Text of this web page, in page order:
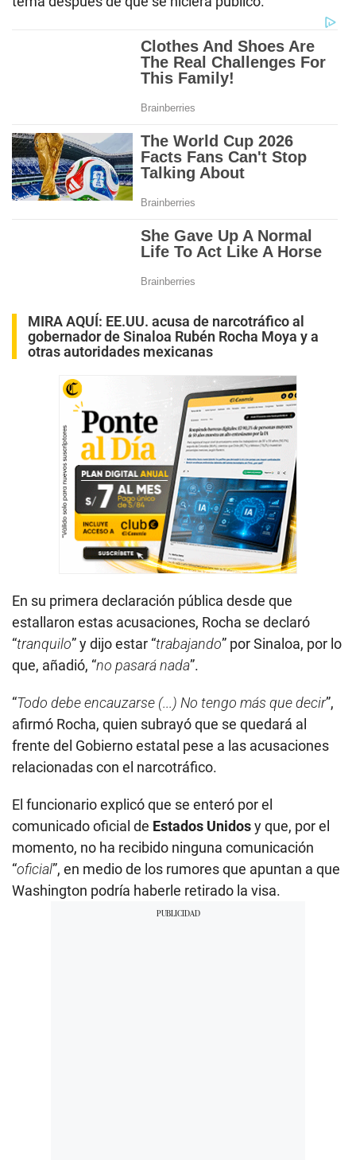
MIRA AQUÍ: EE.UU. acusa de narcotráfico al
gobernador de Sinaloa Rubén Rocha Moya y a
otras autoridades mexicanas
En su primera declaración pública desde que
estallaron estas acusaciones, Rocha se declaró
“tranquilo” y dijo estar “trabajando” por Sinaloa, por lo
que, añadió, “no pasará nada”.
“Todo debe encauzarse (...) No tengo más que decir”,
afirmó Rocha, quien subrayó que se quedará al
frente del Gobierno estatal pese a las acusaciones
relacionadas con el narcotráfico.
El funcionario explicó que se enteró por el
comunicado oficial de Estados Unidosy que, por el
momento, no ha recibido ninguna comunicación
“oficial”, en medio de los rumores que apuntan a que
Washington podría haberle retirado la visa.